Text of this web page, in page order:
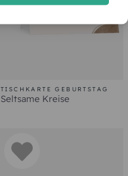
TISCHKARTE GEBURTSTAG
Seltsame Kreise